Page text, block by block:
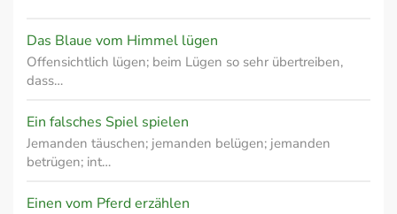
Das Blaue vom Himmel lügen
Offensichtlich lügen; beim Lügen so sehr übertreiben,
dass…
Ein falsches Spiel spielen
Jemanden täuschen; jemanden belügen; jemanden
betrügen; int…
Einen vom Pferd erzählen